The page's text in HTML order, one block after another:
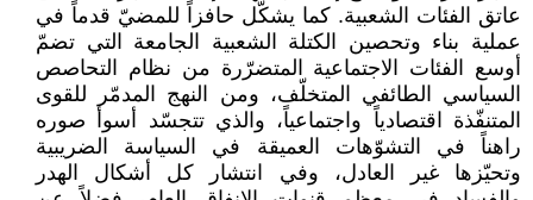
عاتق الفئات الشعبية. كما يشكّل حافزاً للمضيّ قدماً في
عملية بناء وتحصين الكتلة الشعبية الجامعة التي تضمّ
أوسع الفئات الاجتماعية المتضرّرة من نظام التحاصص
السياسي الطائفي المتخلّف، ومن النهج المدمّر للقوى
المتنفّذة اقتصادياً واجتماعياً، والذي تتجسّد أسوأ صوره
راهناً في التشوّهات العميقة في السياسة الضريبية
وتحيّزها غير العادل، وفي انتشار كل أشكال الهدر